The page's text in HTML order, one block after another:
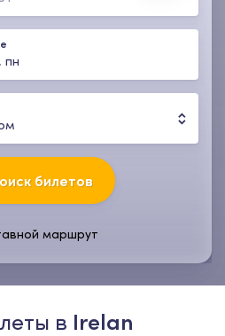
пн
билетов
маршрут
в Irelan